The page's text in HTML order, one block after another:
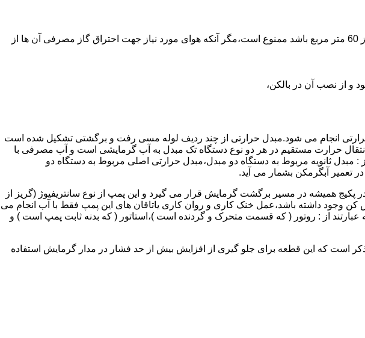
نصب وسایل گاز سوز پر مصرف مانند آبگرمکن در واحدهای مسکونی و غیر مسکونی که مسحت آن ها کمتر از 60 متر مربع باشد ممنوع است،مگر آنکه هوای مورد نیاز جهت احتراق گاز مصرفی آن ها از
و از نصب آن در بالکن،
انجام می شود.مبدل حرارتی از چند ردیف لوله مسی رفت و برگشتی تشکیل شده است
حرارت مستقیم در هر دو نوع دستگاه تک مبدل به آب گرمایشی است و آب مصرفی با
ثانویه مربوط به دستگاه دو مبدل،مبدل حرارتی اصلی مربوط به دستگاه دو
تعمیر آبگرمکن بشمار می آید.
همیشه در مسیر برگشت گرمایش قرار می گیرد و این پمپ از نوع سانتریفیوژ (گریز از
آب پخش کن وجود داشته باشد،عمل خنک کاری و روان کاری یاتاقان های این پمپ فقط با آب انجام می
از : روتور ( که قسمت متحرک و گردنده است )،استاتور ( که بدنه ثابت پمپ است ) و
است که این قطعه برای جلو گیری از افزایش بیش از حد فشار در مدار گرمایش استفاده